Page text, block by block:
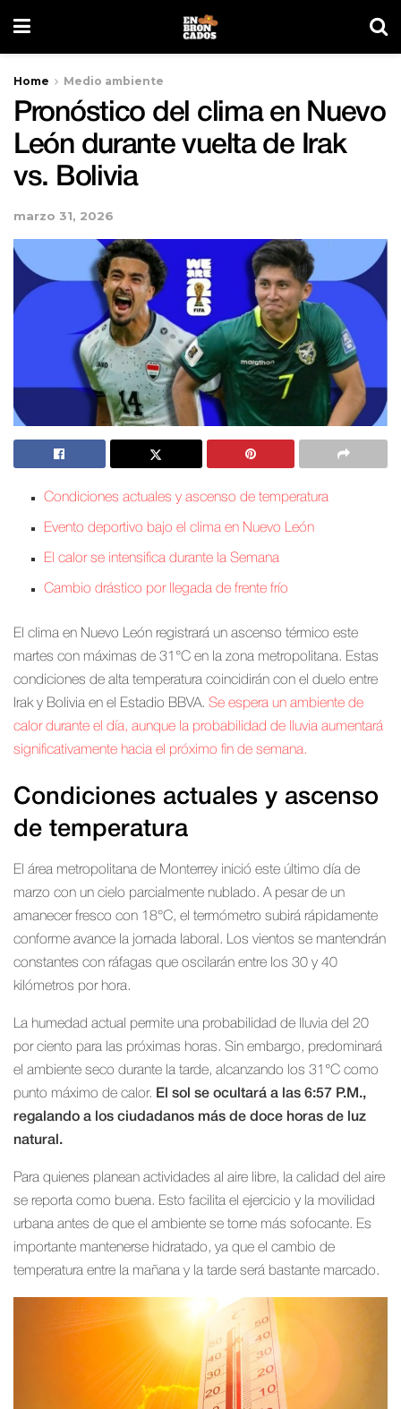
Home Medio ambiente
Pronóstico del clima en Nuevo
León durante vuelta de Irak
vs. Bolivia
marzo 31, 2026
Condiciones actuales y ascenso de temperatura
Evento deportivo bajo el clima en Nuevo León
El calor se intensifica durante la Semana
Cambio drástico por llegada de frente frío
El clima en Nuevo León registrará un ascenso térmico este
martes con máximas de 31°C en la zona metropolitana. Estas
condiciones de alta temperatura coincidirán con el duelo entre
Irak y Bolivia en el Estadio BBVA. Se espera un ambiente de
calor durante el día, aunque la probabilidad de lluvia aumentará
significativamente hacia el próximo fin de semana.
Condiciones actuales y ascenso
de temperatura
El área metropolitana de Monterrey inició este último día de
marzo con un cielo parcialmente nublado. A pesar de un
amanecer fresco con 18°C, el termómetro subirá rápidamente
conforme avance la jornada laboral. Los vientos se mantendrán
constantes con ráfagas que oscilarán entre los 30 y 40
kilómetros por hora.
La humedad actual permite una probabilidad de lluvia del 20
por ciento para las próximas horas. Sin embargo, predominará
el ambiente seco durante la tarde, alcanzando los 31°C como
punto máximo de calor. El sol se ocultará a las 6:57 P.M.,
regalando a los ciudadanos más de doce horas de luz
natural.
Para quienes planean actividades al aire libre, la calidad del aire
se reporta como buena. Esto facilita el ejercicio y la movilidad
urbana antes de que el ambiente se torne más sofocante. Es
importante mantenerse hidratado, ya que el cambio de
temperatura entre la mañana y la tarde será bastante marcado.